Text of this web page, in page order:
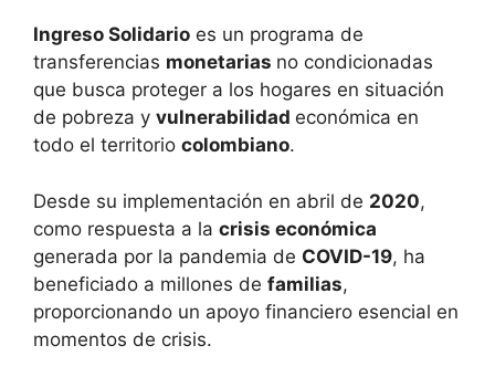
Ingreso Solidario es un programa de
transferencias monetarias no condicionadas
que busca proteger a los hogares en situación
de pobreza y vulnerabilidad económica en
todo el territorio colombiano.
Desde su implementación en abril de 2020,
como respuesta a la crisis económica
generada por la pandemia de COVID-19, ha
beneficiado a millones de familias,
proporcionando un apoyo financiero esencial en
momentos de crisis.